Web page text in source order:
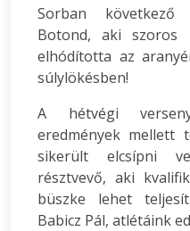
Sorban következő
Botond, aki szoros
elhódította az
súlylökésben!
A hétvégi
eredmények mellett
sikerült elcsípni
résztvevő, aki
büszke lehet
Babicz Pál, atlétáink